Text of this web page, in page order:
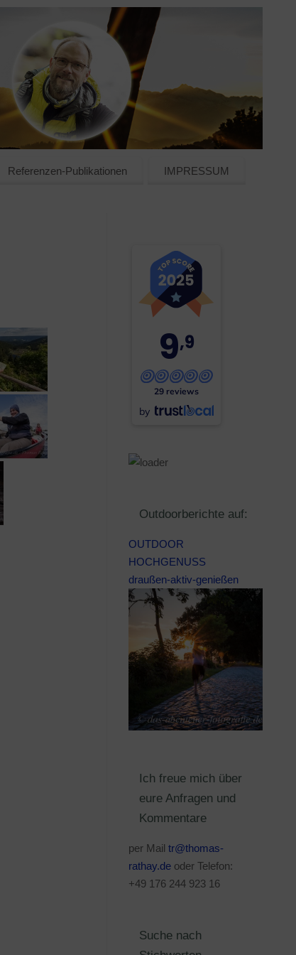
Referenzen-Publikationen IMPRESSUM
9,9
29 reviews
by
Outdoorberichte auf:
OUTDOOR
HOCHGENUSS
draußen-aktiv-genießen
Ich freue mich über
eure Anfragen und
Kommentare
per Mail tr@thomas-
rathay.de oder Telefon:
+49 176 244 923 16
Suche nach